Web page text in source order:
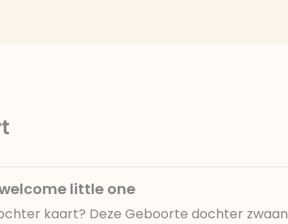
little one
kaart? Deze Geboorte dochter zwaan